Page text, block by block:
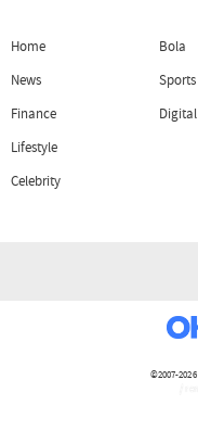
Home
News
Finance
Lifestyle
Celebrity
Bola
Sports
Digital
©2007-2026